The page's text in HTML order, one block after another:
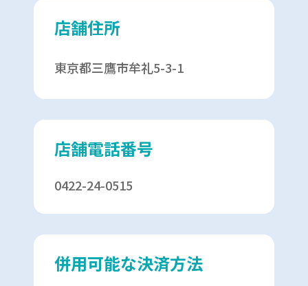
店舗住所
東京都三鷹市牟礼5-3-1
店舗電話番号
0422-24-0515
併用可能な決済方法